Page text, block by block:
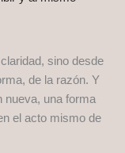
sino desde
de la razón. Y
nueva, una forma
el acto mismo de